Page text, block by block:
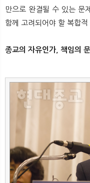
만으로 완결될 수 있는 문
함께 고려되어야 할 복합적
종교의 자유인가, 책임의